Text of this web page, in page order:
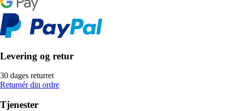
Levering og retur
30 dages returret
Returnér din ordre
Tjenester